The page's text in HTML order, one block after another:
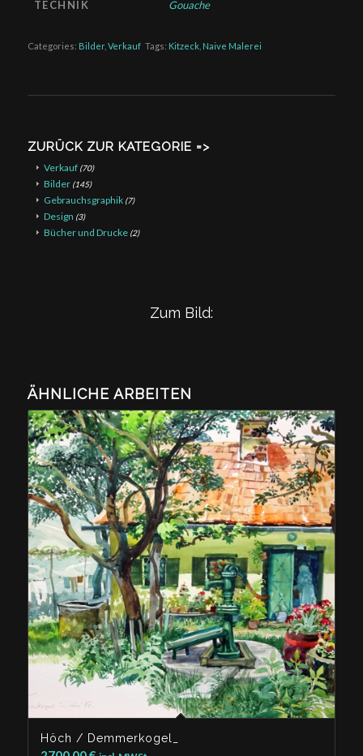
TECHNIK Gouache
Categories: Bilder, Verkauf Tags: Kitzeck, Naive Malerei
ZURÜCK ZUR KATEGORIE =>
Verkauf (70)
Bilder (145)
Gebrauchsgraphik (7)
Design (3)
Bücher und Drucke (2)
Zum Bild:
ÄHNLICHE ARBEITEN
Höch / Demmerkogel_